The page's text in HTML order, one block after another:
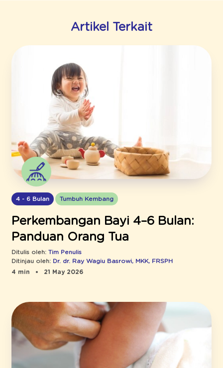
Artikel Terkait
4 - 6 Bulan Tumbuh Kembang
Perkembangan Bayi 4–6 Bulan:
Panduan Orang Tua
Ditulis oleh: Tim Penulis
Ditinjau oleh: Dr. dr. Ray Wagiu Basrowi, MKK, FRSPH
4 min
21 May 2026